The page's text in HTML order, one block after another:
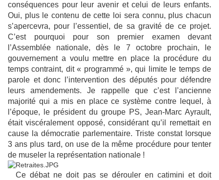
conséquences pour leur avenir et celui de leurs enfants.
Oui, plus le contenu de cette loi sera connu, plus chacun
s’apercevra, pour l’essentiel, de sa gravité de ce projet.
C’est pourquoi pour son premier examen devant
l’Assemblée nationale, dès le 7 octobre prochain, le
gouvernement a voulu mettre en place la procédure du
temps contraint, dit « programmé », qui limite le temps de
parole et donc l’intervention des députés pour défendre
leurs amendements. Je rappelle que c’est l’ancienne
majorité qui a mis en place ce système contre lequel, à
l’époque, le président du groupe PS, Jean-Marc Ayrault,
était viscéralement opposé, considérant qu’il remettait en
cause la démocratie parlementaire. Triste constat lorsque
3 ans plus tard, on use de la même procédure pour tenter
de museler la représentation nationale !
Ce débat ne doit pas se dérouler en catimini et doit